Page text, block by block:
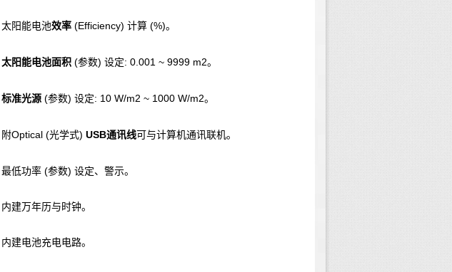
太阳能电池效率 (Efficiency) 计算 (%)。
太阳能电池面积 (参数) 设定: 0.001 ~ 9999 m2。
标准光源 (参数) 设定: 10 W/m2 ~ 1000 W/m2。
附Optical (光学式) USB通讯线可与计算机通讯联机。
最低功率 (参数) 设定、警示。
内建万年历与时钟。
内建电池充电电路。